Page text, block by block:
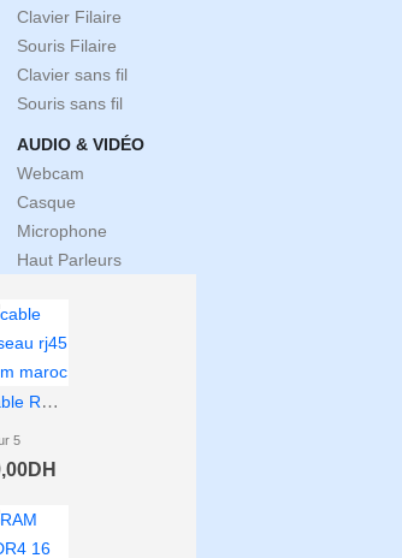
Clavier Filaire
Souris Filaire
Clavier sans fil
Souris sans fil
AUDIO & VIDÉO
Webcam
Casque
Microphone
Haut Parleurs
Câble Réseau Ethernet RJ45 10 Mètres CAT 6
5
DH